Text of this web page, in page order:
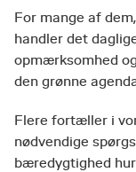
For mange af
handler det
opmærksomhed
den grønne
Flere fortæller i
nødvendige
bæredygtighed